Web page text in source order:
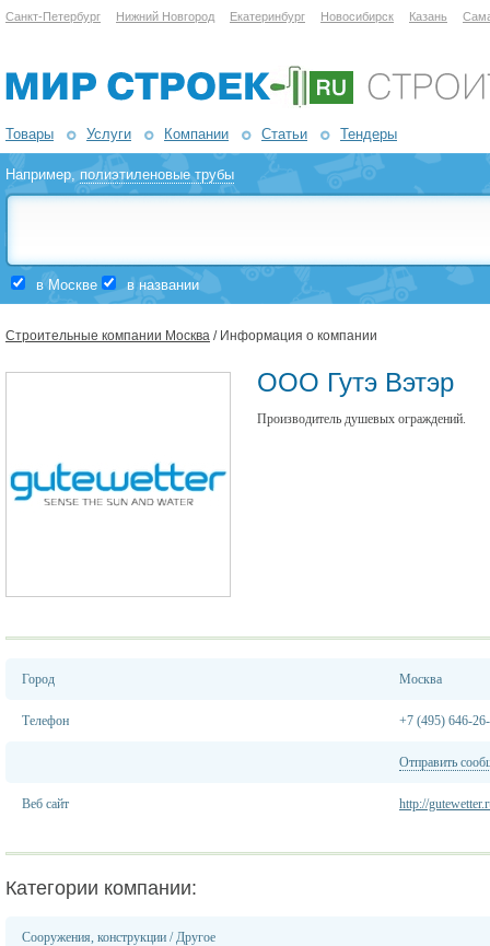
Санкт-Петербург Нижний Новгород Екатеринбург Новосибирск Казань
Товары Услуги Компании Статьи Тендеры
Например,полиэтиленовые трубы
в Москве в названии
Строительные компании Москва / Информация о компании
ООО Гутэ Вэтэр
Производитель душевых ограждений.
Город Москва
Телефон +7 (495) 646-
Отправить
Веб сайт http://
Категории компании:
Сооружения, конструкции /Другое